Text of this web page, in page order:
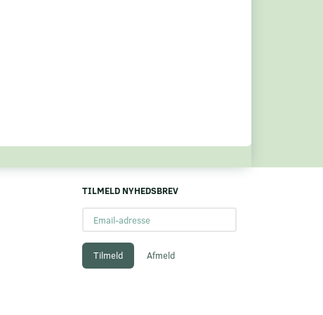
TILMELD NYHEDSBREV
adresse
Tilmeld Afmeld